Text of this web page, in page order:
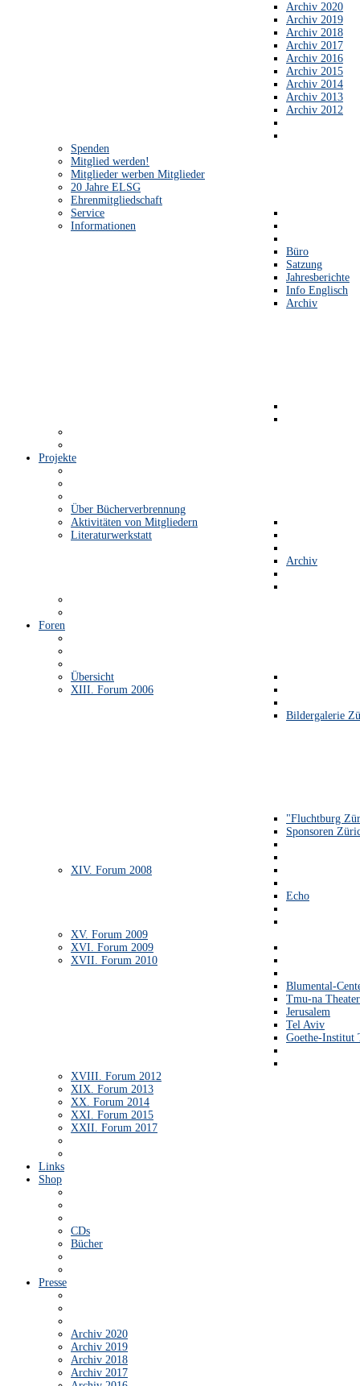
Archiv 2020
Archiv 2019
Archiv 2018
Archiv 2017
Archiv 2016
Archiv 2015
Archiv 2014
Archiv 2013
Archiv 2012
Spenden
Mitglied werden!
Mitglieder werben Mitglieder
20 Jahre ELSG
Ehrenmitgliedschaft
Service
Informationen
Büro
Satzung
Jahresberichte
Info Englisch
Archiv
Projekte
Über Bücherverbrennung
Aktivitäten von Mitgliedern
Literaturwerkstatt
Archiv
Foren
Übersicht
XIII. Forum 2006
Bildergalerie
"Fluchtburg
Sponsoren
XIV. Forum 2008
Echo
XV. Forum 2009
XVI. Forum 2009
XVII. Forum 2010
Blumental-
Tmu-na Theater
Jerusalem
Tel Aviv
Goethe-Institut
XVIII. Forum 2012
XIX. Forum 2013
XX. Forum 2014
XXI. Forum 2015
XXII. Forum 2017
Links
Shop
CDs
Bücher
Presse
Archiv 2020
Archiv 2019
Archiv 2018
Archiv 2017